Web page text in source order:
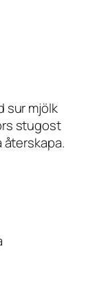
sur mjölk
stugost
återskapa.